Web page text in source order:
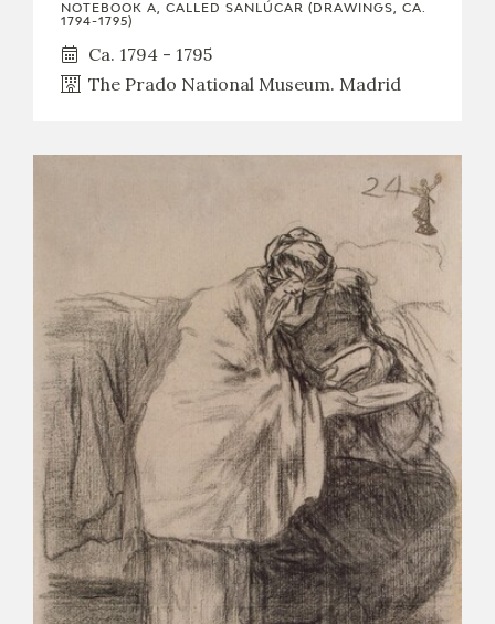
NOTEBOOK A, CALLED SANLÚCAR (DRAWINGS, CA.
1794-1795)
Ca. 1794 - 1795
The Prado National Museum. Madrid